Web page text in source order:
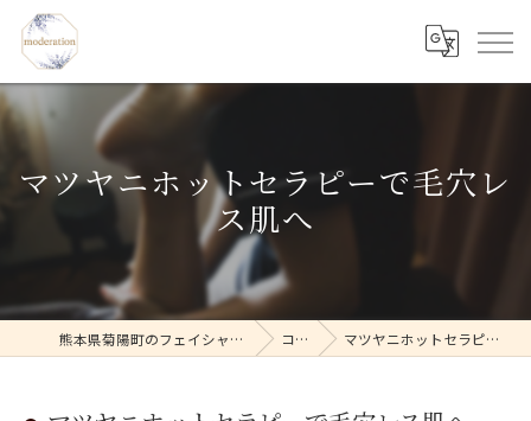
マツヤニホットセラピーで毛穴レ
ス肌へ
熊本県菊陽町のフェイシャルならmoderation コラム マツヤニホットセラピーで毛穴レス肌へ